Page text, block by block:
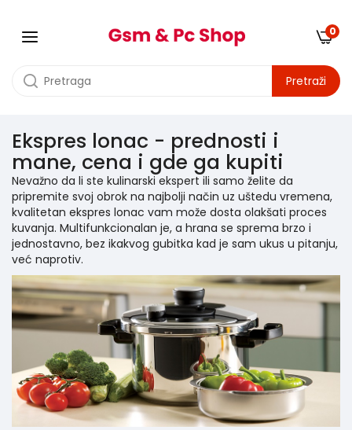
Pretraži
0
Ekspres lonac - prednosti i
mane, cena i gde ga kupiti
Nevažno da li ste kulinarski ekspert ili samo želite da
pripremite svoj obrok na najbolji način uz uštedu vremena,
kvalitetan ekspres lonac vam može dosta olakšati proces
kuvanja. Multifunkcionalan je, a hrana se sprema brzo i
jednostavno, bez ikakvog gubitka kad je sam ukus u pitanju,
već naprotiv.